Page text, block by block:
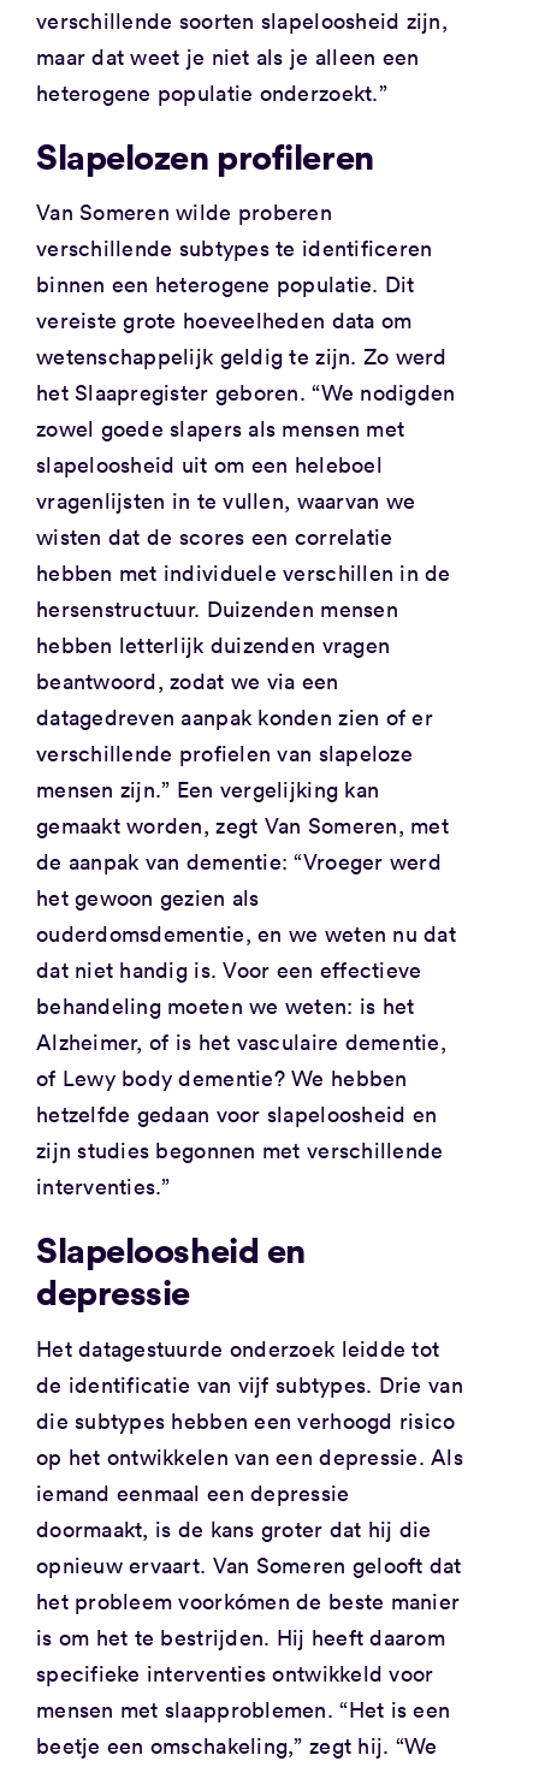
verschillende soorten slapeloosheid zijn,
maar dat weet je niet als je alleen een
heterogene populatie onderzoekt.”
Slapelozen profileren
Van Someren wilde proberen
verschillende subtypes te identificeren
binnen een heterogene populatie. Dit
vereiste grote hoeveelheden data om
wetenschappelijk geldig te zijn. Zo werd
het Slaapregister geboren. “We nodigden
zowel goede slapers als mensen met
slapeloosheid uit om een heleboel
vragenlijsten in te vullen, waarvan we
wisten dat de scores een correlatie
hebben met individuele verschillen in de
hersenstructuur. Duizenden mensen
hebben letterlijk duizenden vragen
beantwoord, zodat we via een
datagedreven aanpak konden zien of er
verschillende profielen van slapeloze
mensen zijn.” Een vergelijking kan
gemaakt worden, zegt Van Someren, met
de aanpak van dementie: “Vroeger werd
het gewoon gezien als
ouderdomsdementie, en we weten nu dat
dat niet handig is. Voor een effectieve
behandeling moeten we weten: is het
Alzheimer, of is het vasculaire dementie,
of Lewy body dementie? We hebben
hetzelfde gedaan voor slapeloosheid en
zijn studies begonnen met verschillende
interventies.”
Slapeloosheid en
depressie
Het datagestuurde onderzoek leidde tot
de identificatie van vijf subtypes. Drie van
die subtypes hebben een verhoogd risico
op het ontwikkelen van een depressie. Als
iemand eenmaal een depressie
doormaakt, is de kans groter dat hij die
opnieuw ervaart. Van Someren gelooft dat
het probleem voorkómen de beste manier
is om het te bestrijden. Hij heeft daarom
specifieke interventies ontwikkeld voor
mensen met slaapproblemen. “Het is een
beetje een omschakeling,” zegt hij. “We